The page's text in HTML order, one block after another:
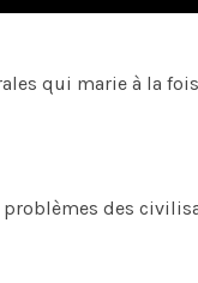
qui marie à la
problèmes des